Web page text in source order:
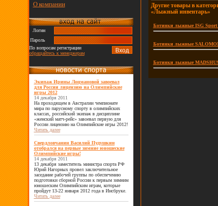
О компании
Логин
Пароль
По вопросам регистрации
обращайтесь к менеджерам
Экипаж Ирины Лоцмановой завоевал
для России лицензию на Олимпийские
игры 2012
14 декабря 2011
На проходящем в Австралии чемпионате
мира по парусному спорту в олимпийских
классах, российский экипаж в дисциплине
«женский матч-рейс» завоевал первую для
России лицензию на Олимпийские игры 2012!
Читать далее
Свердловчанин Василий Пудушкин
отобрался на первые зимние юношеские
Олимпийские игры!
14 декабря 2011
13 декабря заместитель министра спорта РФ
Юрий Нагорных провел заключительное
заседание рабочей группы по обеспечению
подготовки сборной России к первым зимним
юношеским Олимпийским играм, которые
пройдут 13-22 января 2012 года в Инсбруке.
Читать далее
Другие товары в
«Лыжный инвентарь»
Ботинки лыжные ISG Sport
Ботинки лыжные
Ботинки лыжные MADSHUS